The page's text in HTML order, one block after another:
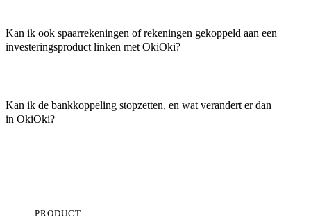
Kan ik ook spaarrekeningen of rekeningen gekoppeld aan een
investeringsproduct linken met OkiOki?
Kan ik de bankkoppeling stopzetten, en wat verandert er dan
in OkiOki?
PRODUCT